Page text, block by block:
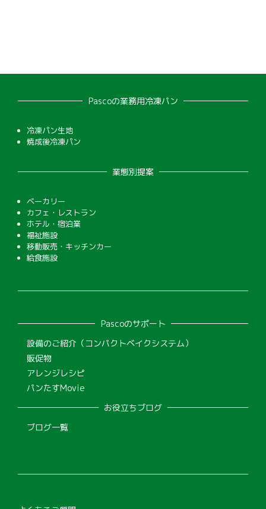
Pascoの業務用冷凍パン
冷凍パン生地
焼成後冷凍パン
業態別提案
ベーカリー
カフェ・レストラン
ホテル・宿泊業
福祉施設
移動販売・キッチンカー
給食施設
Pascoのサポート
設備のご紹介（コンパクトベイクシステム）
販促物
アレンジレシピ
パンたすMovie
お役立ちブログ
ブログ一覧